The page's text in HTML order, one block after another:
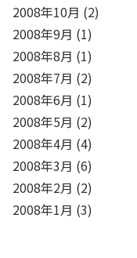
2008年10月 (2)
2008年9月 (1)
2008年8月 (1)
2008年7月 (2)
2008年6月 (1)
2008年5月 (2)
2008年4月 (4)
2008年3月 (6)
2008年2月 (2)
2008年1月 (3)